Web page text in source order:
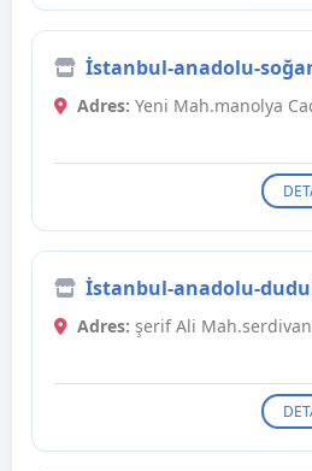
İstanbul-anadolu-
Adres: Yeni Mah.manolya
İstanbul-anadolu-
Adres: şerif Ali Mah.serdivan